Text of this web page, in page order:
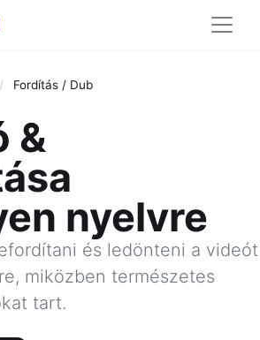
/ Fordítás / Dub
&
nyelvre
és ledönteni a videót
miközben természetes
tart.